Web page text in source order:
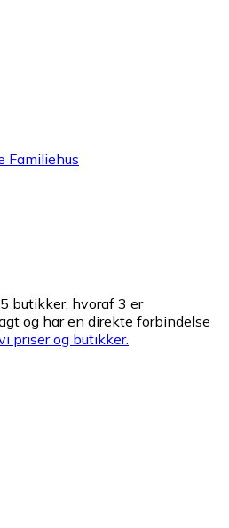
Familiehus
butikker, hvoraf 3 er
og har en direkte forbindelse
priser og butikker.